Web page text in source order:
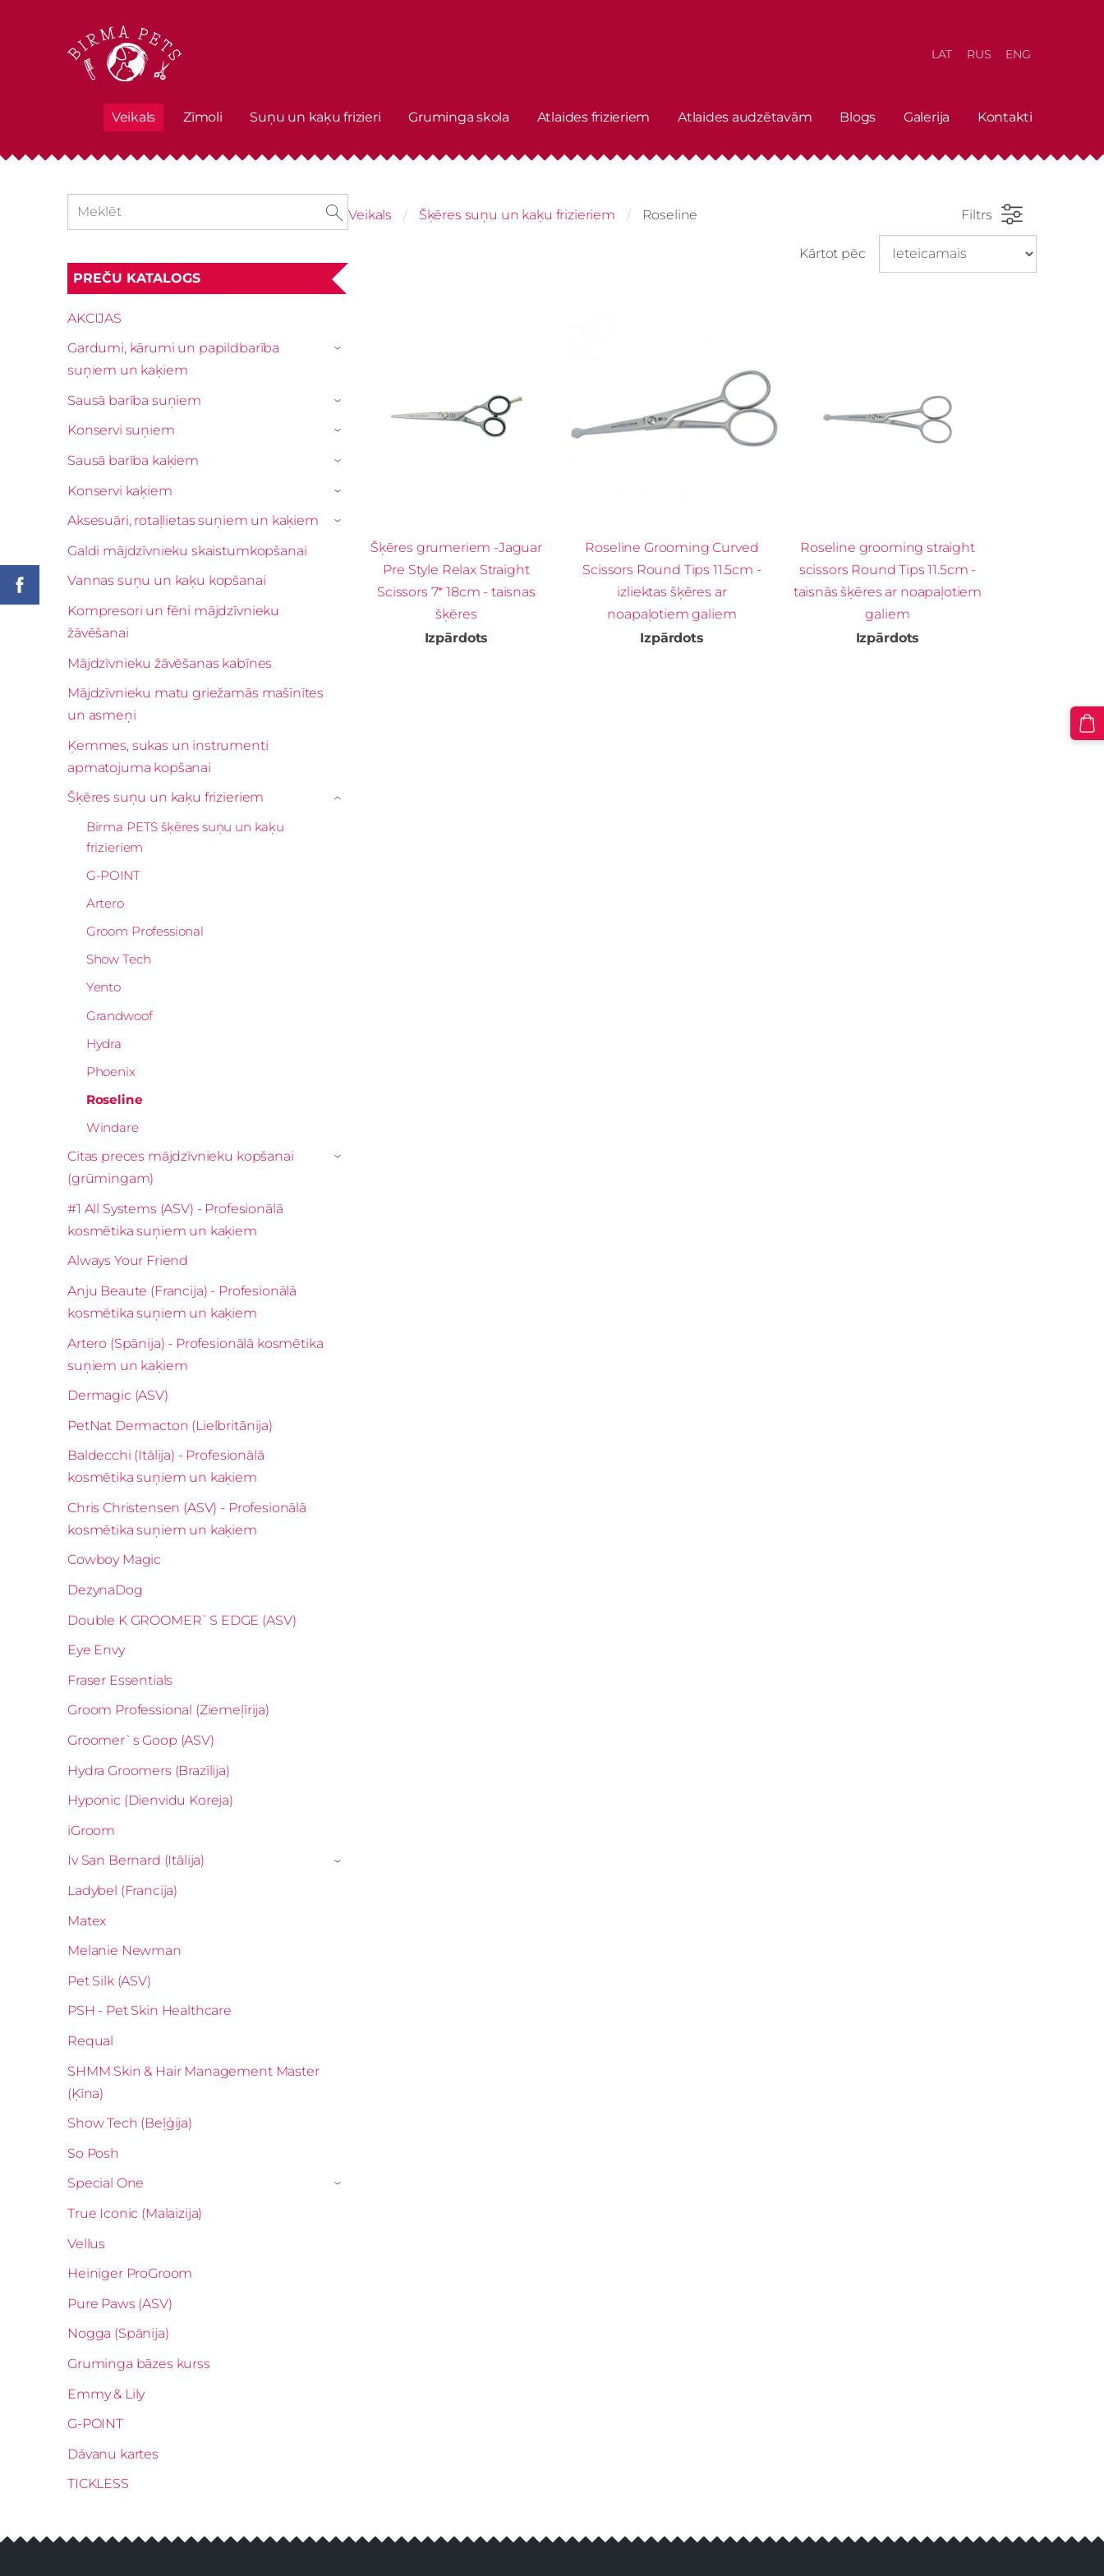
Veikals Zīmoli Suņu un kaķu frizieri Gruminga skola Atlaides frizieriem Atlaides audzētavām Blogs Galerija Kontakti
LAT RUS ENG
PREČU KATALOGS
AKCIJAS
Gardumi, kārumi un papildbarība
suņiem un kaķiem
›
Sausā barība suņiem ›
Konservi suņiem ›
Sausā barība kaķiem ›
Konservi kaķiem ›
Aksesuāri, rotaļlietas suņiem un kaķiem ›
Galdi mājdzīvnieku skaistumkopšanai
Vannas suņu un kaķu kopšanai
Kompresori un fēni mājdzīvnieku
žāvēšanai
Mājdzīvnieku žāvēšanas kabīnes
Mājdzīvnieku matu griežamās mašīnītes
un asmeņi
Ķemmes, sukas un instrumenti
apmatojuma kopšanai
Šķēres suņu un kaķu frizieriem
Birma PETS šķēres suņu un kaķu
frizieriem
G-POINT
Artero
Groom Professional
Show Tech
Yento
Grandwoof
Hydra
Phoenix
Roseline
Windare
›
Citas preces mājdzīvnieku kopšanai
(grūmingam)
›
#1 All Systems (ASV) - Profesionālā
kosmētika suņiem un kaķiem
Always Your Friend
Anju Beaute (Francija) - Profesionālā
kosmētika suņiem un kaķiem
Artero (Spānija) - Profesionālā kosmētika
suņiem un kaķiem
Dermagic (ASV)
PetNat Dermacton (Lielbritānija)
Baldecchi (Itālija) - Profesionālā
kosmētika suņiem un kaķiem
Chris Christensen (ASV) - Profesionālā
kosmētika suņiem un kaķiem
Cowboy Magic
DezynaDog
Double K GROOMER`S EDGE (ASV)
Eye Envy
Fraser Essentials
Groom Professional (Ziemeļīrija)
Groomer`s Goop (ASV)
Hydra Groomers (Brazīlija)
Hyponic (Dienvidu Koreja)
iGroom
Iv San Bernard (Itālija)
›
Ladybel (Francija)
Matex
Melanie Newman
Pet Silk (ASV)
PSH - Pet Skin Healthcare
Requal
SHMM Skin & Hair Management Master
(Ķīna)
Show Tech (Beļģija)
So Posh
Special One
›
True Iconic (Malaizija)
Vellus
Heiniger ProGroom
Pure Paws (ASV)
Nogga (Spānija)
Gruminga bāzes kurss
Emmy & Lily
G-POINT
Dāvanu kartes
TICKLESS
Veikals Šķēres suņu un kaķu frizieriem Roseline Filtrs
Kārtot pēc
Šķēres grumeriem -Jaguar
Pre Style Relax Straight
Scissors 7* 18cm - taisnas
šķēres
Izpārdots
Roseline Grooming Curved
Scissors Round Tips 11.5cm -
izliektas šķēres ar
noapaļotiem galiem
Izpārdots
Roseline grooming straight
scissors Round Tips 11.5cm -
taisnās šķēres ar noapaļotiem
galiem
Izpārdots